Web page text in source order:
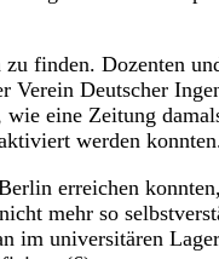
finden. Dozenten
Verein Deutscher
eine Zeitung
werden
erreichen
mehr so
universitären